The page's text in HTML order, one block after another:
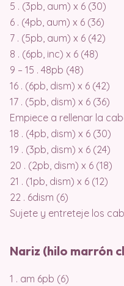
5 . (3pb, aum) x 6 (30)
6 . (4pb, aum) x 6 (36)
7 . (5pb, aum) x 6 (42)
8 . (6pb, inc) x 6 (48)
9 – 15 . 48pb (48)
16 . (6pb, dism) x 6 (42)
17 . (5pb, dism) x 6 (36)
Empiece a rellenar la
18 . (4pb, dism) x 6 (30)
19 . (3pb, dism) x 6 (24)
20 . (2pb, dism) x 6 (18)
21 . (1pb, dism) x 6 (12)
22 . 6dism (6)
Sujete y entreteje los
Nariz (hilo marrón
1 . am 6pb (6)